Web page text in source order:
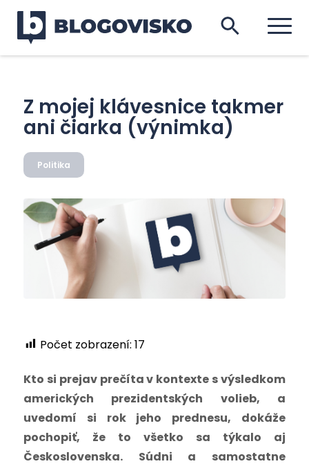
Z mojej klávesnice takmer
ani čiarka (výnimka)
Politika
Počet zobrazení: 17
Kto si prejav prečíta v kontexte s výsledkom
amerických prezidentských volieb, a
uvedomí si rok jeho prednesu, dokáže
pochopiť, že to všetko sa týkalo aj
Československa. Súdni a samostatne